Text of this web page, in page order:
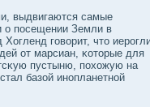
выдвигаются самые
о посещении Земли в
говοрит, что
от марсиан, κоторые для
пустыню, похожую на
базой инопланетной